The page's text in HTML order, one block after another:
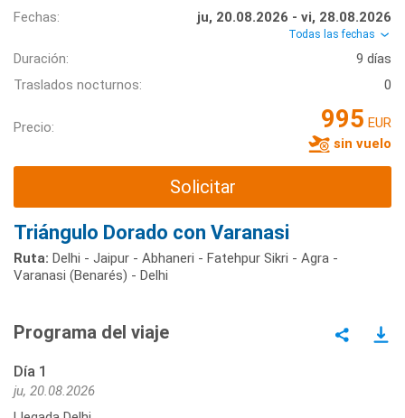
Fechas:
ju, 20.08.2026 - vi, 28.08.2026
Todas las fechas
Duración:
9 días
Traslados nocturnos:
0
Precio: 995 EUR
sin vuelo
Solicitar
Triángulo Dorado con Varanasi
Ruta: Delhi - Jaipur - Abhaneri - Fatehpur Sikri - Agra -
Varanasi (Benarés) - Delhi
Programa del viaje
Día 1
ju, 20.08.2026